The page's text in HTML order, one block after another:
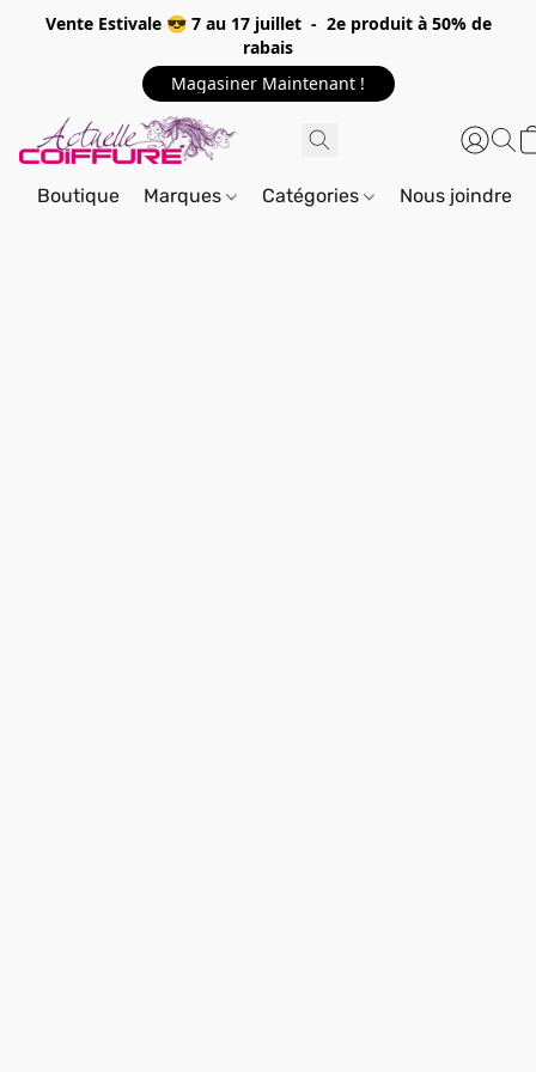
Vente Estivale 😎 7 au 17 juillet - 2e produit à 50% de
rabais
Magasiner Maintenant !
Boutique Marques Catégories Nous joindre